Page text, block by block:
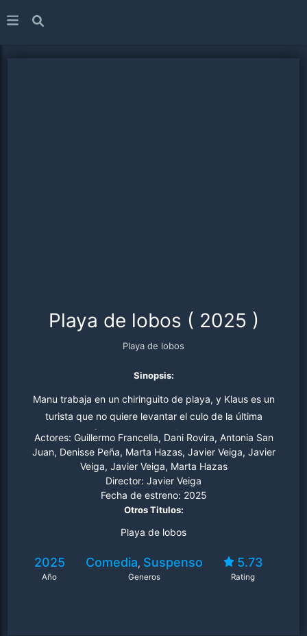
Playa de lobos ( 2025 )
Playa de lobos
Sinopsis:
Manu trabaja en un chiringuito de playa, y Klaus es un
turista que no quiere levantar el culo de la última
tumbona que falta por recoger. Aparentemente parece
sólo el encuentro casual de dos tipos totalmente
opuestos y condenados a no entenderse. Pero Manu
empieza a sospechar que Klaus no está en esa playa por
casualidad, ni es quien decía ser. La tensión va subiendo
desconcertante y perturbadora propuesta.
Actores: Guillermo Francella, Dani Rovira, Antonia San
Juan, Denisse Peña, Marta Hazas, Javier Veiga, Javier
Veiga, Javier Veiga, Marta Hazas
Director: Javier Veiga
Fecha de estreno: 2025
Otros Titulos:
Playa de lobos
2025
Año
Comedia, Suspenso
Generos
5.73
Rating